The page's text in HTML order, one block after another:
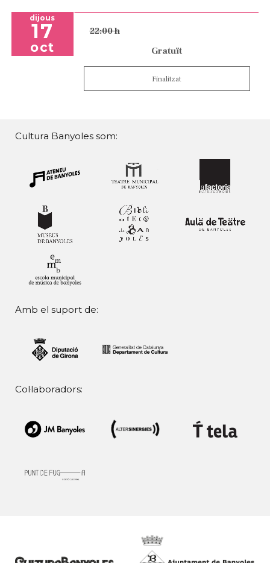
dijous
17
oct
22:00 h
Gratuït
Finalitzat
Cultura Banyoles som:
Amb el suport de:
Col·laboradors: